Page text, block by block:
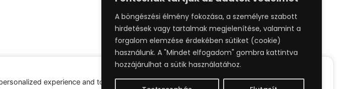
A böngészési élmény fokozása, a személyre szabott
hirdetések vagy tartalmak megjelenítése, valamint a
forgalom elemzése érdekében sütiket (cookie)
használunk. A "Mindet elfogadom" gombra kattintva
hozzájárulhat a sütik használatához.
experience and to track your whereabouts around